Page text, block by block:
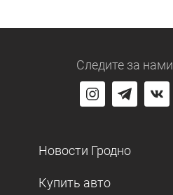
Следите за нами
Новости Гродно
Купить авто